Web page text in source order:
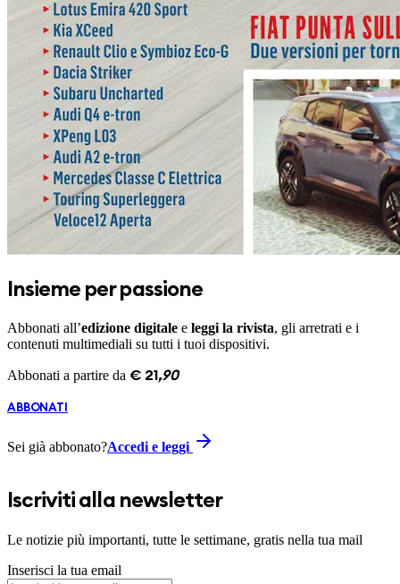
Insieme per passione
Abbonati all’edizione digitale e leggi la rivista, gli arretrati e i
contenuti multimediali su tutti i tuoi dispositivi.
Abbonati a partire da € 21 ,90
ABBONATI
Sei già abbonato?Accedi e leggi
Iscriviti alla newsletter
Le notizie più importanti, tutte le settimane, gratis nella tua mail
Inserisci la tua email